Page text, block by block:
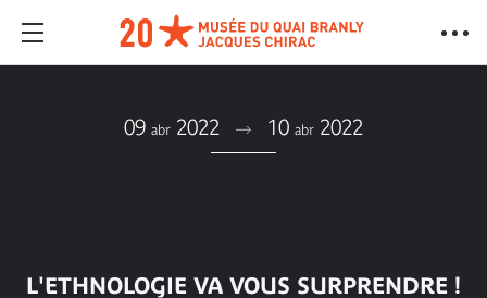
09 abr 2022 10 abr 2022
L'ETHNOLOGIE VA VOUS SURPRENDRE !